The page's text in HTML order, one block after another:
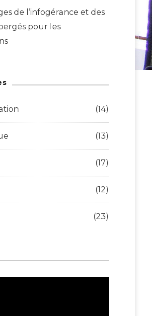
de l’infogérance et des
pour les
(14)
(13)
(17)
(12)
(23)